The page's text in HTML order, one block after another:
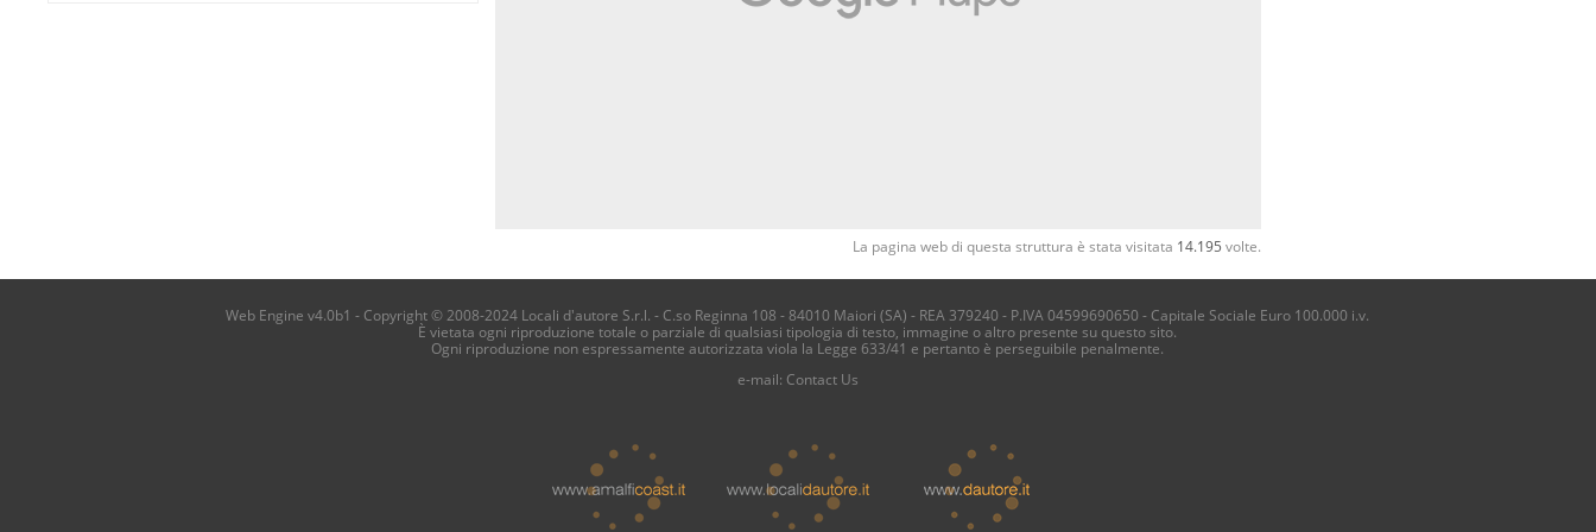
La pagina web di questa struttura è stata visitata 14.195 volte.
Web Engine v4.0b1 - Copyright © 2008-2024 Locali d'autore S.r.l. - C.so Reginna 108 - 84010 Maiori (SA) - REA 379240 - P.IVA 04599690650 - Capitale Sociale Euro 100.000 i.v.
È vietata ogni riproduzione totale o parziale di qualsiasi tipologia di testo, immagine o altro presente su questo sito.
Ogni riproduzione non espressamente autorizzata viola la Legge 633/41 e pertanto è perseguibile penalmente.
e-mail: Contact Us